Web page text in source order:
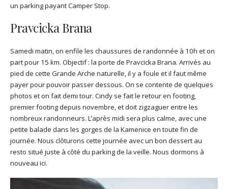
un parking payant Camper Stop.
Pravcicka Brana
Samedi matin, on enfile les chaussures de randonnée à 10h et on
part pour 15 km. Objectif : la porte de Pravcicka Brana. Arrivés au
pied de cette Grande Arche naturelle, il y a foule et il faut même
payer pour pouvoir passer dessous. On se contente de quelques
photos et on fait demi tour. Cindy se fait le retour en footing,
premier footing depuis novembre, et doit zigzaguer entre les
nombreux randonneurs. L’après midi sera plus calme, avec une
petite balade dans les gorges de la Kamenice en toute fin de
journée. Nous clôturons cette journée avec un bon dessert au
resto situé juste à côté du parking de la veille. Nous dormons à
nouveau ici.